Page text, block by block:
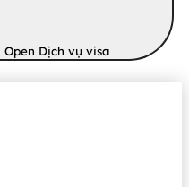
Open Dịch vụ visa